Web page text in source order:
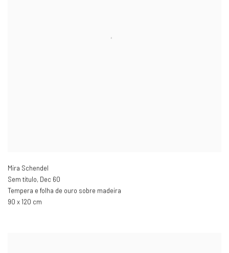
Mira Schendel
Sem título, Dec 60
Tempera e folha de ouro sobre madeira
90 x 120 cm